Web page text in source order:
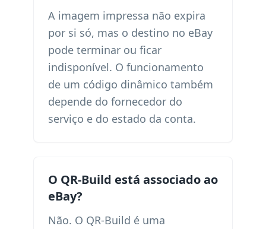
A imagem impressa não expira
por si só, mas o destino no eBay
pode terminar ou ficar
indisponível. O funcionamento
de um código dinâmico também
depende do fornecedor do
serviço e do estado da conta.
O QR-Build está associado ao
eBay?
Não. O QR-Build é uma